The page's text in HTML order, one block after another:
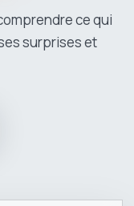
ce qui
surprises et